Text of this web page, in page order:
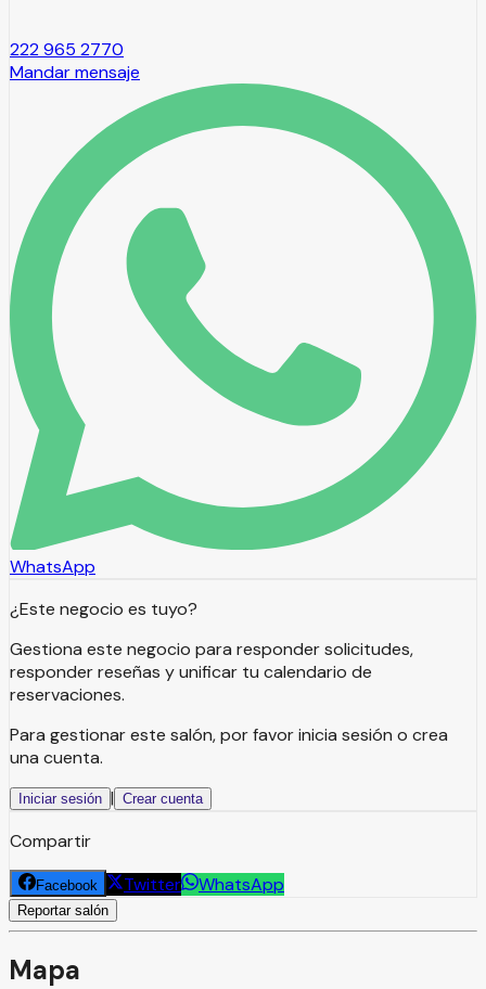
222 965 2770
Mandar mensaje
WhatsApp
¿Este negocio es tuyo?
Gestiona este negocio para responder solicitudes,
responder reseñas y unificar tu calendario de
reservaciones.
Para gestionar este salón, por favor inicia sesión o crea
una cuenta.
Iniciar sesión | Crear cuenta
Compartir
Facebook Twitter WhatsApp
Reportar salón
Mapa